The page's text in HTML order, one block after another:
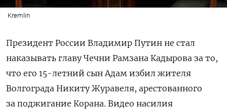
Kremlin
Президент России Владимир Путин не стал
наказывать главу Чечни Рамзана Кадырова за то,
что его 15-летний сын Адам избил жителя
Волгограда Никиту Журавеля, арестованного
за поджигание Корана. Видео насилия